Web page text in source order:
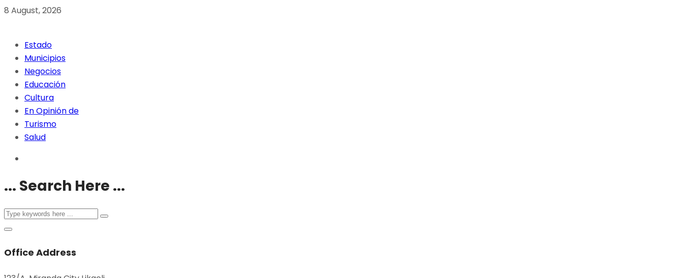
8 August, 2026
Estado
Municipios
Negocios
Educación
Cultura
En Opinión de
Turismo
Salud
... Search Here ...
Office Address